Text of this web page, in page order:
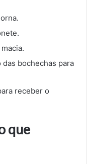
bochechas para
receber o
que